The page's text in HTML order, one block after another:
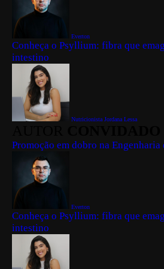
Everton
Conheça o Psyllium: fibra que
intestino
Nutricionista Jordana Lessa
Promoção em dobro na Engenharia
Everton
Conheça o Psyllium: fibra que
intestino